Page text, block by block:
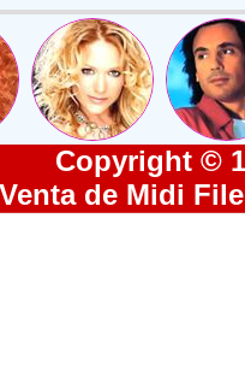
Copyright ©
de Midi